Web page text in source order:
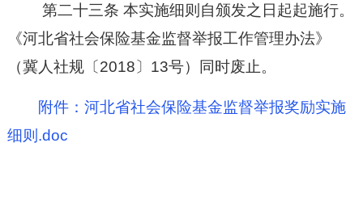
第二十三条 本实施细则自颁发之日起起施行。
《河北省社会保险基金监督举报工作管理办法》
（冀人社规〔 2018〕13号）同时废止。
附件：河北省社会保险基金监督举报奖励实施
细则.doc